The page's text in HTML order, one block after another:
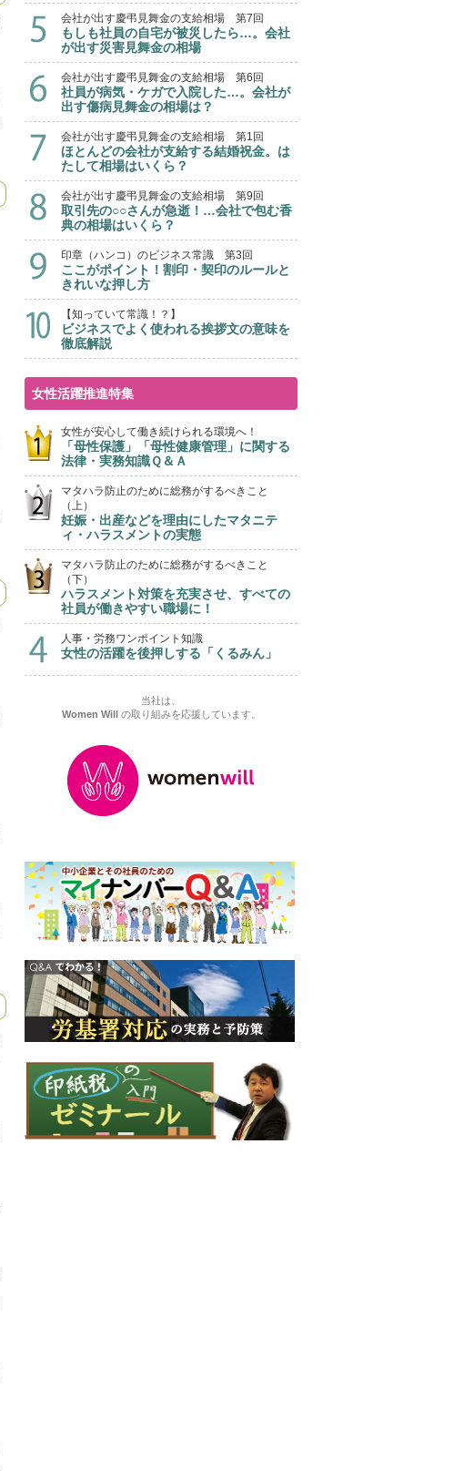
会社が出す慶弔見舞金の支給相場 第7回
もしも社員の自宅が被災したら…。会社
が出す災害見舞金の相場
会社が出す慶弔見舞金の支給相場 第6回
社員が病気・ケガで入院した…。会社が
出す傷病見舞金の相場は？
会社が出す慶弔見舞金の支給相場 第1回
ほとんどの会社が支給する結婚祝金。は
たして相場はいくら？
会社が出す慶弔見舞金の支給相場 第9回
取引先の○○さんが急逝！…会社で包む香
典の相場はいくら？
印章（ハンコ）のビジネス常識 第3回
ここがポイント！割印・契印のルールと
きれいな押し方
【知っていて常識！？】
ビジネスでよく使われる挨拶文の意味を
徹底解説
女性活躍推進特集
女性が安心して働き続けられる環境へ！
「母性保護」「母性健康管理」に関する
法律・実務知識Ｑ＆Ａ
マタハラ防止のために総務がするべきこと
（上）
妊娠・出産などを理由にしたマタニテ
ィ・ハラスメントの実態
マタハラ防止のために総務がするべきこと
（下）
ハラスメント対策を充実させ、すべての
社員が働きやすい職場に！
人事・労務ワンポイント知識
女性の活躍を後押しする「くるみん」
当社は、
Women Willの取り組みを応援しています。